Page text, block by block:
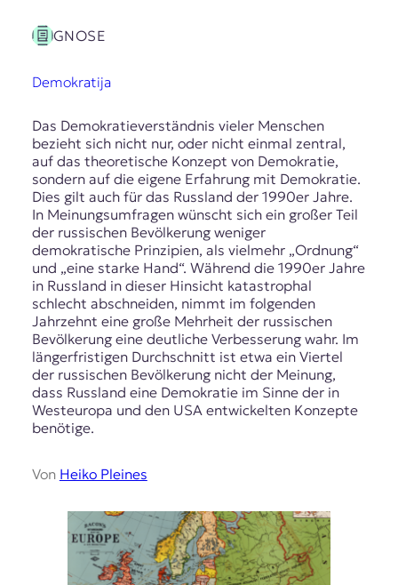
GNOSE
Demokratija
Das Demokratieverständnis vieler Menschen
bezieht sich nicht nur, oder nicht einmal zentral,
auf das theoretische Konzept von Demokratie,
sondern auf die eigene Erfahrung mit Demokratie.
Dies gilt auch für das Russland der 1990er Jahre.
In Meinungsumfragen wünscht sich ein großer Teil
der russischen Bevölkerung weniger
demokratische Prinzipien, als vielmehr „Ordnung“
und „eine starke Hand“. Während die 1990er Jahre
in Russland in dieser Hinsicht katastrophal
schlecht abschneiden, nimmt im folgenden
Jahrzehnt eine große Mehrheit der russischen
Bevölkerung eine deutliche Verbesserung wahr. Im
längerfristigen Durchschnitt ist etwa ein Viertel
der russischen Bevölkerung nicht der Meinung,
dass Russland eine Demokratie im Sinne der in
Westeuropa und den USA entwickelten Konzepte
benötige.
Von Heiko Pleines